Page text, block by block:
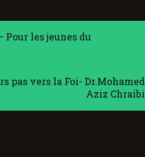
Pour les jeunes du
pas vers la Foi- Dr.Mohamed
Aziz Chraibi